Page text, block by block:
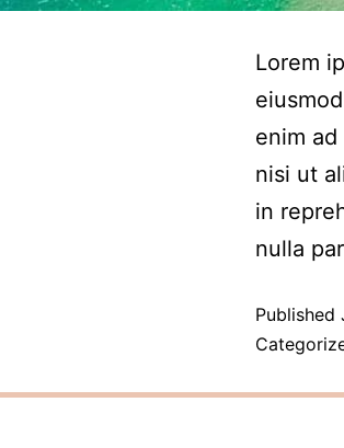
Lorem
enim
nisi ut
in
nulla
Published